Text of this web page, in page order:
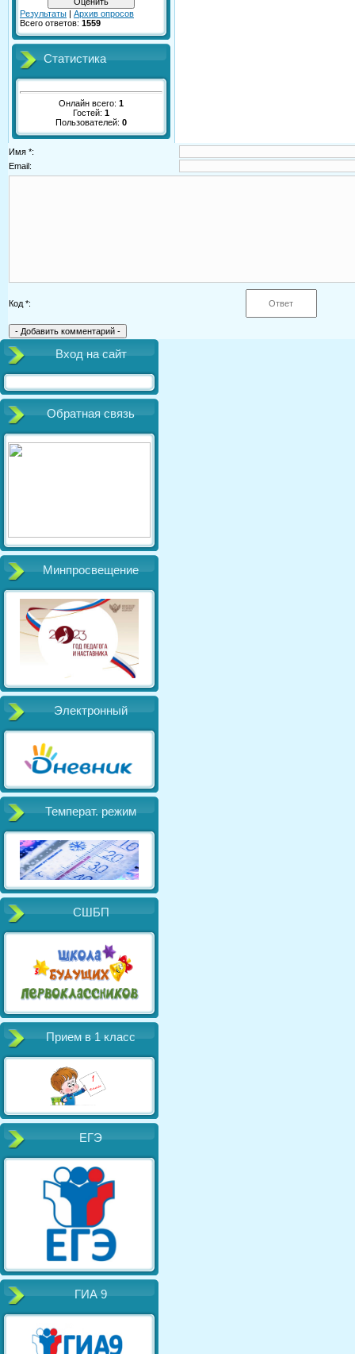
Результаты | Архив опросов
Всего ответов: 1559
Статистика
Онлайн всего: 1
Гостей: 1
Пользователей: 0
Имя *:
Email:
Код *:
Вход на сайт
Обратная связь
Минпросвещение
Электронный
Температ. режим
СШБП
Прием в 1 класс
ЕГЭ
ГИА 9